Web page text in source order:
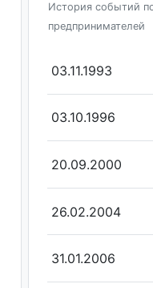
История событий
предпринимателей
03.11.1993
03.10.1996
20.09.2000
26.02.2004
31.01.2006